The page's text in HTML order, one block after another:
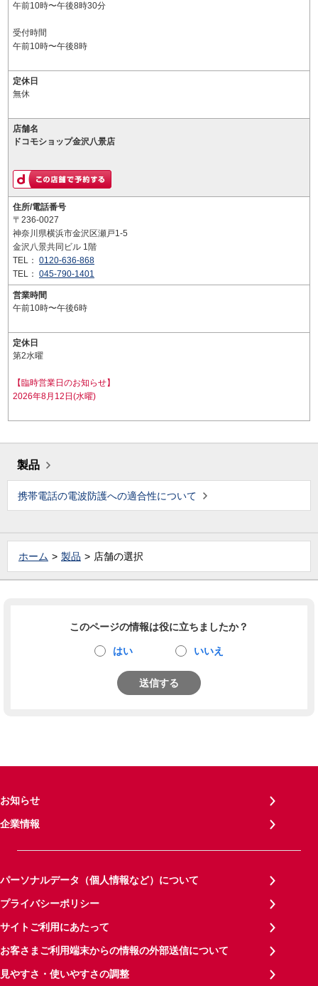
午前10時〜午後8時30分
受付時間
午前10時〜午後8時
定休日
無休
店舗名
ドコモショップ金沢八景店
住所/電話番号
〒236-0027
神奈川県横浜市金沢区瀬戸1-5
金沢八景共同ビル 1階
TEL： 0120-636-868
TEL： 045-790-1401
営業時間
午前10時〜午後6時
定休日
第2水曜
【臨時営業日のお知らせ】
2026年8月12日(水曜)
製品
携帯電話の電波防護への適合性について
ホーム 製品 店舗の選択
このページの情報は役に立ちましたか？
はい いいえ
送信する
お知らせ
企業情報
パーソナルデータ（個人情報など）について
プライバシーポリシー
サイトご利用にあたって
お客さまご利用端末からの情報の外部送信について
見やすさ・使いやすさの調整